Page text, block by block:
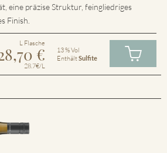
eine präzise Struktur, feingliedriges
Finish.
L Flasche
€
28.7€/L
13 % Vol
EnthältSulfite